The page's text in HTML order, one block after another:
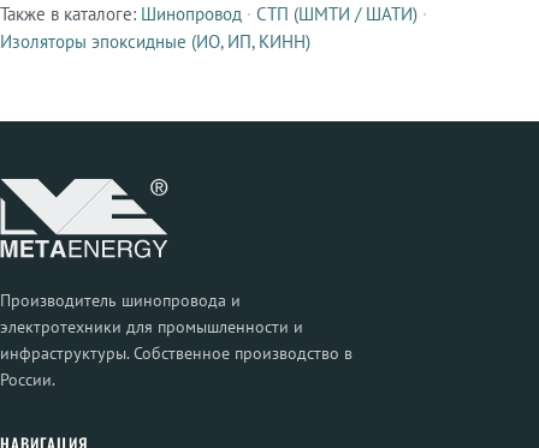
Смежные продукты
Также в каталоге: Шинопровод · СТП (ШМТИ / ШАТИ) ·
Изоляторы эпоксидные (ИО, ИП, КИНН)
Производитель шинопровода и
электротехники для промышленности и
инфраструктуры. Собственное производство в
России.
НАВИГАЦИЯ